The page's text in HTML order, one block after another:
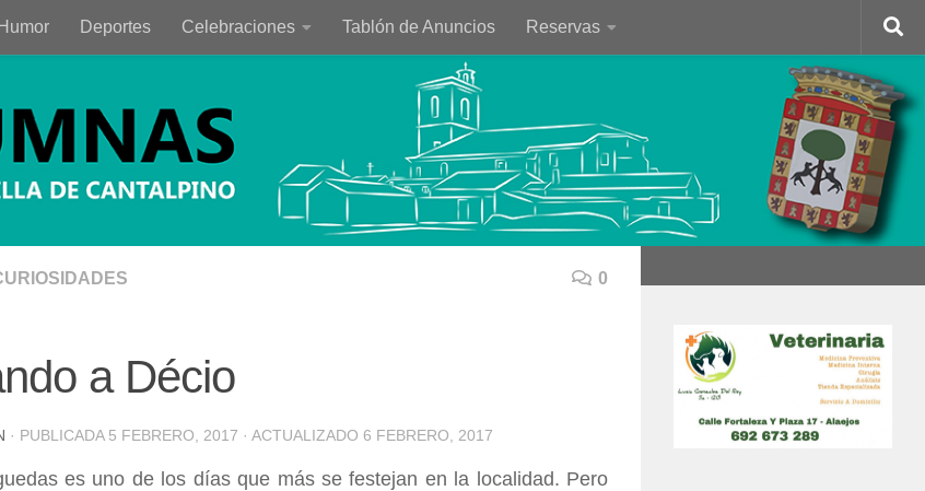
Humor Deportes Celebraciones Tablón de Anuncios Reservas
0
a Décio
· PUBLICADA 5 FEBRERO, 2017 · ACTUALIZADO 6 FEBRERO, 2017
es uno de los días que más se festejan en la localidad. Pero